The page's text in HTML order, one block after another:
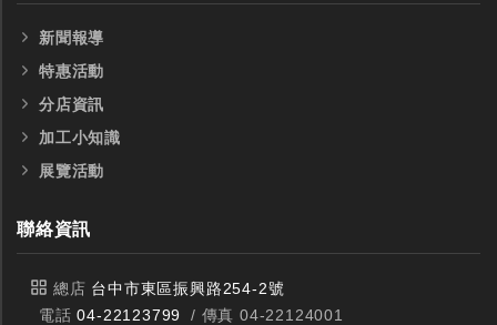
新聞報導
特惠活動
分店資訊
加工小知識
展覽活動
聯絡資訊
總店 台中市東區振興路254-2號
電話04-22123799
/ 傳真 04-22124001